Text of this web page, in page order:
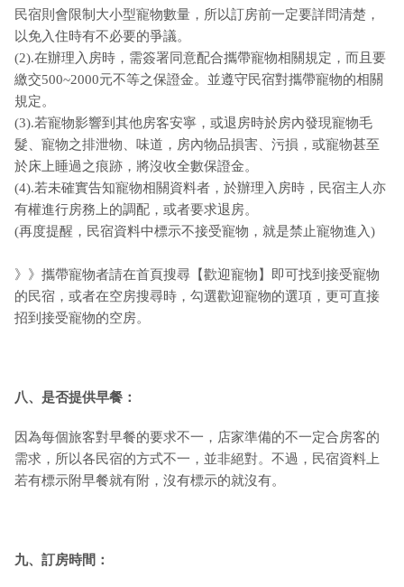
民宿則會限制大小型寵物數量，所以訂房前一定要詳問清楚，
以免入住時有不必要的爭議。
(2).在辦理入房時，需簽署同意配合攜帶寵物相關規定，而且要
繳交500~2000元不等之保證金。並遵守民宿對攜帶寵物的相關
規定。
(3).若寵物影響到其他房客安寧，或退房時於房內發現寵物毛
髮、寵物之排泄物、味道，房內物品損害、污損，或寵物甚至
於床上睡過之痕跡，將沒收全數保證金。
(4).若未確實告知寵物相關資料者，於辦理入房時，民宿主人亦
有權進行房務上的調配，或者要求退房。
(再度提醒，民宿資料中標示不接受寵物，就是禁止寵物進入)
》》攜帶寵物者請在首頁搜尋【歡迎寵物】即可找到接受寵物
的民宿，或者在空房搜尋時，勾選歡迎寵物的選項，更可直接
招到接受寵物的空房。
八、是否提供早餐：
因為每個旅客對早餐的要求不一，店家準備的不一定合房客的
需求，所以各民宿的方式不一，並非絕對。不過，民宿資料上
若有標示附早餐就有附，沒有標示的就沒有。
九、訂房時間：